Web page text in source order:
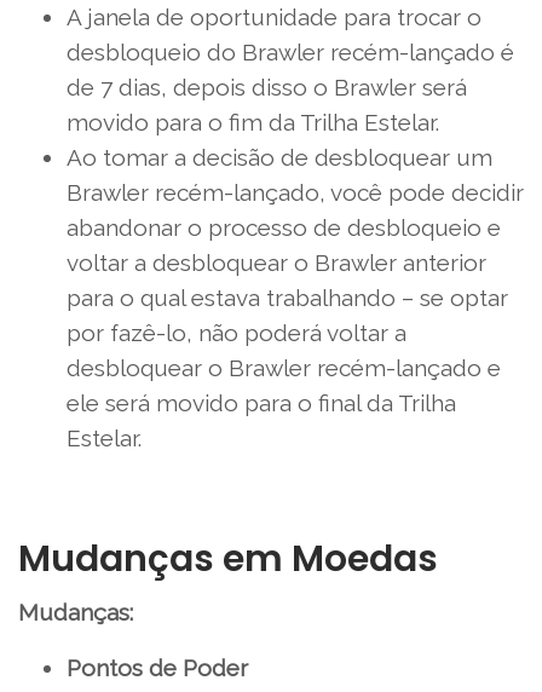
A janela de oportunidade para trocar o
desbloqueio do Brawler recém-lançado é
de 7 dias, depois disso o Brawler será
movido para o fim da Trilha Estelar.
Ao tomar a decisão de desbloquear um
Brawler recém-lançado, você pode decidir
abandonar o processo de desbloqueio e
voltar a desbloquear o Brawler anterior
para o qual estava trabalhando – se optar
por fazê-lo, não poderá voltar a
desbloquear o Brawler recém-lançado e
ele será movido para o final da Trilha
Estelar.
Mudanças em Moedas
Mudanças:
Pontos de Poder